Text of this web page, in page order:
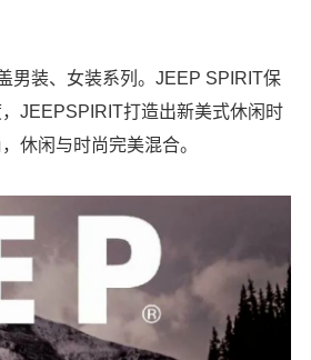
男装、女装系列。JEEP SPIRIT保
JEEPSPIRIT打造出新美式休闲时
休闲与时尚完美混合。